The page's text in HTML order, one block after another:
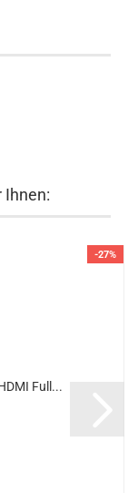
Ihnen:
-27%
Full...